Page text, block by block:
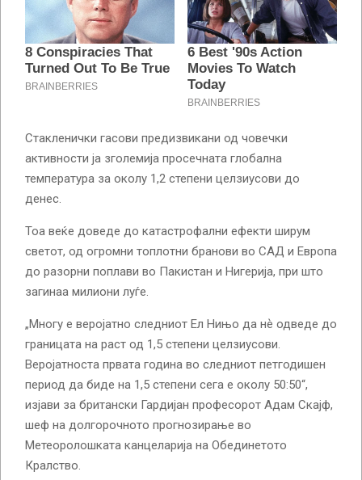
Стакленички гасови предизвикани од човечки
активности ја зголемија просечната глобална
температура за околу 1,2 степени целзиусови до
денес.
Тоа веќе доведе до катастрофални ефекти ширум
светот, од огромни топлотни бранови во САД и Европа
до разорни поплави во Пакистан и Нигерија, при што
загинаа милиони луѓе.
„Многу е веројатно следниот Ел Нињо да нѐ одведе до
границата на раст од 1,5 степени целзиусови.
Веројатноста првата година во следниот петгодишен
период да биде на 1,5 степени сега е околу 50:50“,
изјави за британски Гардијан професорот Адам Скајф,
шеф на долгорочното прогнозирање во
Метеоролошката канцеларија на Обединетото
Кралство.